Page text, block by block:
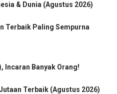
& Dunia (Agustus 2026)
Terbaik Paling Sempurna
Incaran Banyak Orang!
Terbaik (Agustus 2026)